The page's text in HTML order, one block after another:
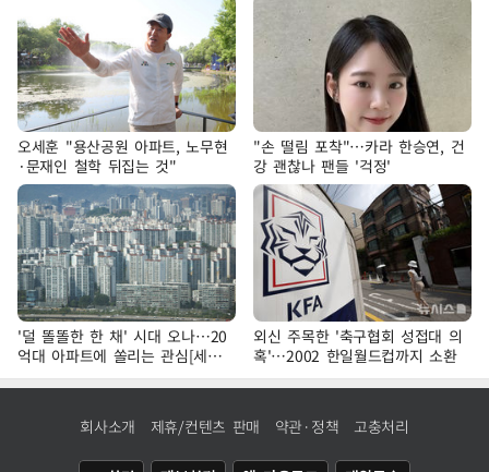
오세훈 "용산공원 아파트, 노무현
·문재인 철학 뒤집는 것"
"손 떨림 포착"…카라 한승연, 건
강 괜찮나 팬들 '걱정'
'덜 똘똘한 한 채' 시대 오나…20
억대 아파트에 쏠리는 관심[세제
개편, 그 이후②]
외신 주목한 '축구협회 성접대 의
혹'…2002 한일월드컵까지 소환
회사소개 제휴/컨텐츠 판매 약관·정책 고충처리